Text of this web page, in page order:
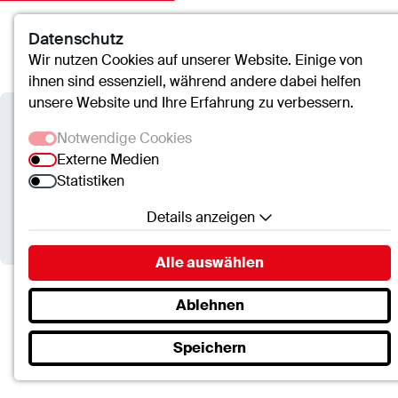
Kontakt Suche Menü
Baubesichtigungen für
interessierte Bürgerinnen
und Bürger
Caritas-Krankenhaus Lebach
Caritas-Krankenhaus Lebach
Termine
Baubesichtigungen für interessierte Bürgerinnen…
Datenschutz
Wir nutzen Cookies auf unserer Website. Einige von
ihnen sind essenziell, während andere dabei helfen
unsere Website und Ihre Erfahrung zu verbessern.
Notwendige Cookies
Externe Medien
Statistiken
Details anzeigen
Notwendige Cookies
Essenzielle Cookies ermöglichen grundlegende
Funktionen und sind für die einwandfreie Funktion
der Website erforderlich.
SC.Cookie
Name:mscookie
Alle auswählen
Ablehnen
Speichern